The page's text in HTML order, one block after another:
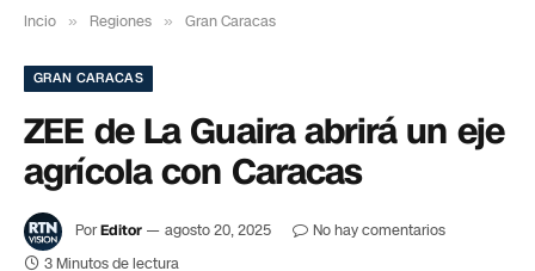
Incio » Regiones » Gran Caracas
GRAN CARACAS
ZEE de La Guaira abrirá un eje
agrícola con Caracas
PorEditor agosto 20, 2025
No hay comentarios
3 Minutos de lectura